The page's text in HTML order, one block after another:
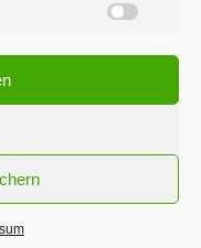
Mit Ihrer Anmeldung